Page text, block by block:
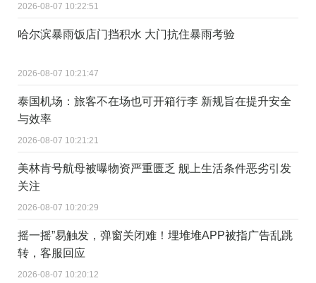
2026-08-07 10:22:51
哈尔滨暴雨饭店门挡积水 大门抗住暴雨考验
2026-08-07 10:21:47
泰国机场：旅客不在场也可开箱行李 新规旨在提升安全
与效率
2026-08-07 10:21:21
美林肯号航母被曝物资严重匮乏 舰上生活条件恶劣引发
关注
2026-08-07 10:20:29
摇一摇”易触发，弹窗关闭难！埋堆堆APP被指广告乱跳
转，客服回应
2026-08-07 10:20:12